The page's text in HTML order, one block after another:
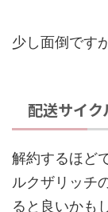
少し面倒です
配送サイ
解約するほど
ルクザリッチ
ると良いかも